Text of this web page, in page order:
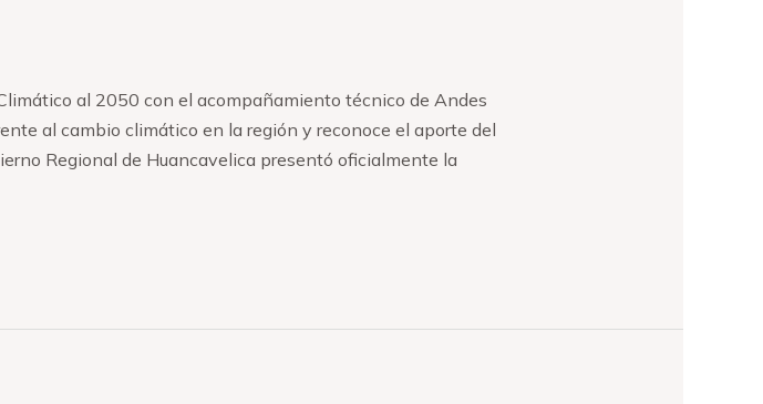
al 2050 con el acompañamiento técnico de Andes
al cambio climático en la región y reconoce el aporte del
Regional de Huancavelica presentó oficialmente la